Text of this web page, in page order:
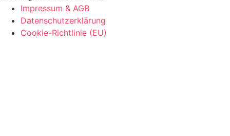
Impressum & AGB
Datenschutzerklärung
Cookie-Richtlinie (EU)